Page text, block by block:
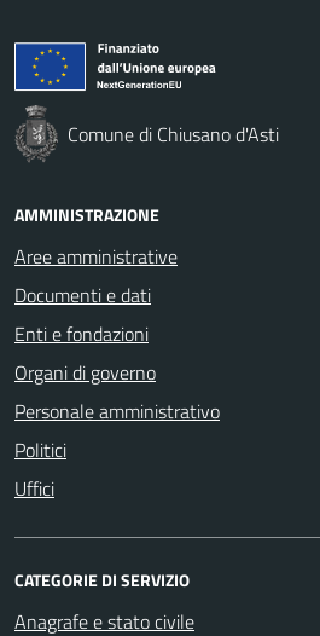
Comune di Chiusano d'Asti
AMMINISTRAZIONE
Aree amministrative
Documenti e dati
Enti e fondazioni
Organi di governo
Personale amministrativo
Politici
Uffici
CATEGORIE DI SERVIZIO
Anagrafe e stato civile